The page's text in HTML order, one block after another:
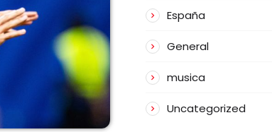
España
General
musica
Uncategorized